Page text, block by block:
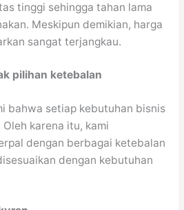
tinggi sehingga tahan lama
Meskipun demikian, harga
sangat terjangkau.
pilihan ketebalan
bahwa setiap kebutuhan bisnis
karena itu, kami
dengan berbagai ketebalan
dengan kebutuhan